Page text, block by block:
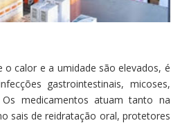
calor e a umidade são elevados, é
gastrointestinais, micoses,
medicamentos atuam tanto na
sais de reidratação oral, protetores